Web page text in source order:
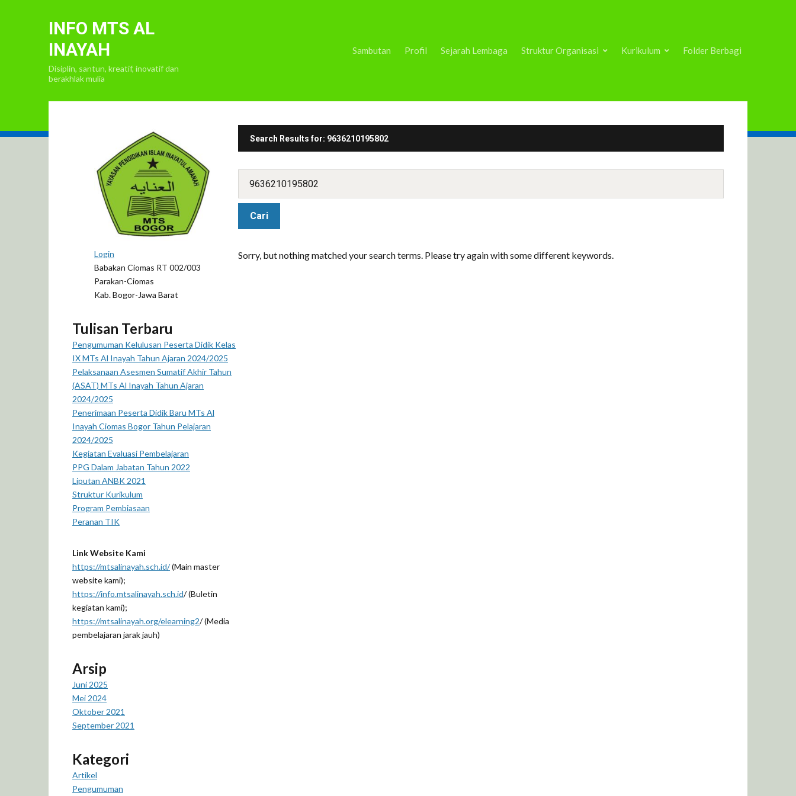
INFO MTS AL
INAYAH
Disiplin, santun, kreatif, inovatif dan
berakhlak mulia
Sambutan Profil Sejarah Lembaga Struktur Organisasi Kurikulum Folder Berbagi
Search Results for: 9636210195802
Sorry, but nothing matched your search terms. Please try again with some different keywords.
Login
Babakan Ciomas RT 002/003
Parakan-Ciomas
Kab. Bogor-Jawa Barat
Tulisan Terbaru
Pengumuman Kelulusan Peserta Didik Kelas
IX MTs Al Inayah Tahun Ajaran 2024/2025
Pelaksanaan Asesmen Sumatif Akhir Tahun
(ASAT) MTs Al Inayah Tahun Ajaran
2024/2025
Penerimaan Peserta Didik Baru MTs Al
Inayah Ciomas Bogor Tahun Pelajaran
2024/2025
Kegiatan Evaluasi Pembelajaran
PPG Dalam Jabatan Tahun 2022
Liputan ANBK 2021
Struktur Kurikulum
Program Pembiasaan
Peranan TIK
Link Website Kami
https://mtsalinayah.sch.id/(Main master
website kami);
https://info.mtsalinayah.sch.id/ (Buletin
kegiatan kami);
https://mtsalinayah.org/elearning2/ (Media
pembelajaran jarak jauh)
Arsip
Juni 2025
Mei 2024
Oktober 2021
September 2021
Kategori
Artikel
Pengumuman